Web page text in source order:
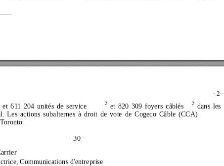
- 2 -
611 204 unités de service 2 et 820 309 foyers câblés 2
dans les
Les actions subalternes à droit de vote de Cogeco Câble (CCA)
- 30 -
Communications d'entreprise